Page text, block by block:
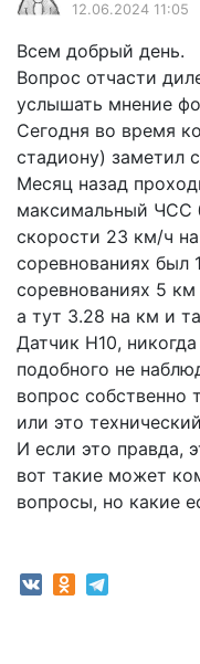
12.06.2024 11:05
Всем добрый день.
Вопрос отчасти
услышать мнение
Сегодня во время
стадиону) заметил
Месяц назад
максимальный ЧСС
скорости 23 км/ч
соревнованиях был
соревнованиях 5
а тут 3.28 на км и
Датчик Н10,
подобного не
вопрос собственно
или это
И если это правда,
вот такие может
вопросы, но какие